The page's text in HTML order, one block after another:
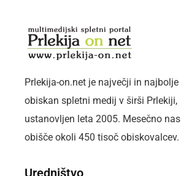
PETEK, 7. AVGUST 2026 Sledite nam:
Prlekija-on.net je največji in najbolje
obiskan spletni medij v širši Prlekiji,
ustanovljen leta 2005. Mesečno nas
obišče okoli 450 tisoč obiskovalcev.
Uredništvo